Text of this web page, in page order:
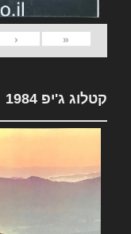
«
‹
קטלוג ג'יפ 1984